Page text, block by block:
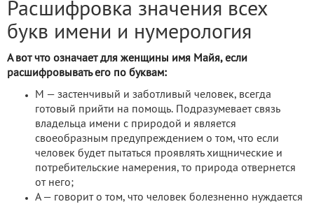
Расшифровка значения всех
букв имени и нумерология
А вот что означает для женщины имя Майя, если
расшифровывать его по буквам:
М — застенчивый и заботливый человек, всегда
готовый прийти на помощь. Подразумевает связь
владельца имени с природой и является
своеобразным предупреждением о том, что если
человек будет пытаться проявлять хищнические и
потребительские намерения, то природа отвернется
от него;
А — говорит о том, что человек болезненно нуждается